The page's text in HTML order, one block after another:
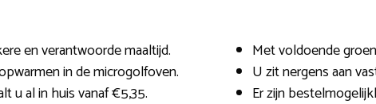
en verantwoorde maaltijd.
in de microgolfoven.
u al in huis vanaf €5,35.
Met voldoende
U zit nergens aan
Er zijn